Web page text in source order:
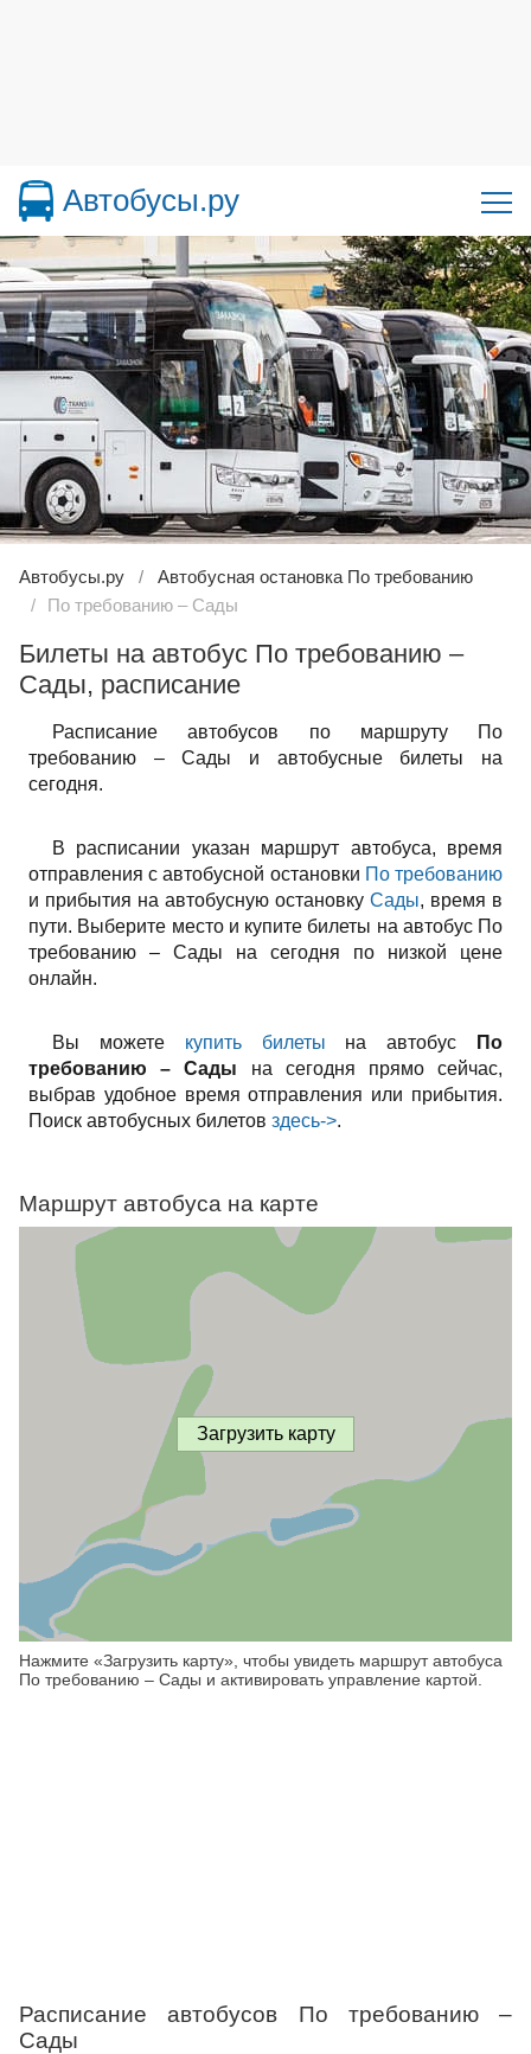
Автобусы.ру
Автобусы.ру
Автобусная остановка По требованию
По требованию – Сады
Билеты на автобус По требованию –
Сады, расписание
Расписание автобусов по маршруту По
требованию – Сады и автобусные билеты на
сегодня.
В расписании указан маршрут автобуса, время
отправления с автобусной остановки По требованию
и прибытия на автобусную остановку Сады, время в
пути. Выберите место и купите билеты на автобус По
требованию – Сады на сегодня по низкой цене
онлайн.
Вы можете купить билеты на автобус
По
требованию – Сады на сегодня прямо сейчас,
выбрав удобное время отправления или прибытия.
Поиск автобусных билетов здесь->.
Маршрут автобуса на карте
Загрузить карту
Нажмите «Загрузить карту», чтобы увидеть маршрут автобуса
По требованию – Сады и активировать управление картой.
Расписание автобусов По требованию –
Сады